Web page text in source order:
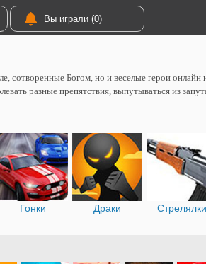
Вы играли (0)
сотворенные Богом, но и веселые герои
разные препятствия, выпутываться из
Гонки Драки Стрелялки